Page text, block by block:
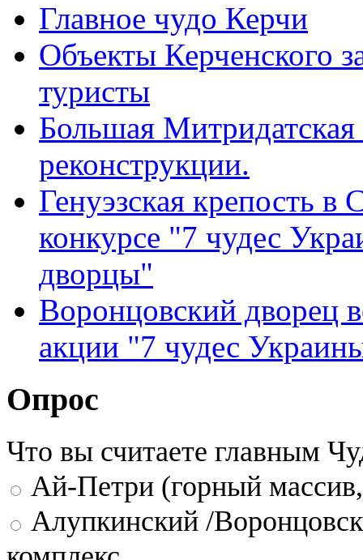
Главное чудо Керчи
Объекты Керченского
туристы
Большая Митридатская
реконструкции.
Генуэзская крепость в
конкурсе "7 чудес
дворцы"
Воронцовский дворец
акции "7 чудес
Опрос
Что вы считаете главным
Ай-Петри (горный
Алупкинский /